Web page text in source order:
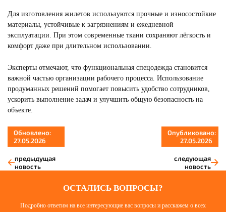
Для изготовления жилетов используются прочные и износостойкие
материалы, устойчивые к загрязнениям и ежедневной
эксплуатации. При этом современные ткани сохраняют лёгкость и
комфорт даже при длительном использовании.
Эксперты отмечают, что функциональная спецодежда становится
важной частью организации рабочего процесса. Использование
продуманных решений помогает повысить удобство сотрудников,
ускорить выполнение задач и улучшить общую безопасность на
объекте.
Обновлено:
27.05.2026
Опубликовано:
27.05.2026
предыдущая
новость
следующая
новость
ОСТАЛИСЬ ВОПРОСЫ?
Подробно ответим на все интересующие вас вопросы и расскажем о всех